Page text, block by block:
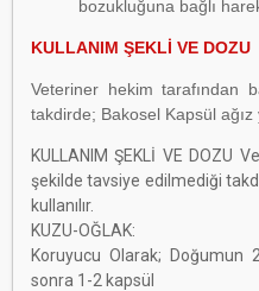
bozukluğuna bağlı
KULLANIM ŞEKLİ VE DOZU
Veteriner hekim tarafından
takdirde; Bakosel Kapsül ağız
KULLANIM ŞEKLİ VE DOZU
şekilde tavsiye edilmediği
kullanılır.
KUZU-OĞLAK:
Koruyucu Olarak;
sonra 1-2 kapsül